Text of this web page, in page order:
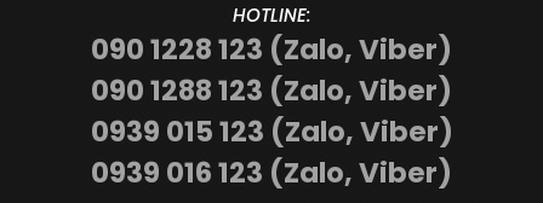
HOTLINE:
090 1228 123 (Zalo, Viber)
090 1288 123 (Zalo, Viber)
0939 015 123 (Zalo, Viber)
0939 016 123 (Zalo, Viber)